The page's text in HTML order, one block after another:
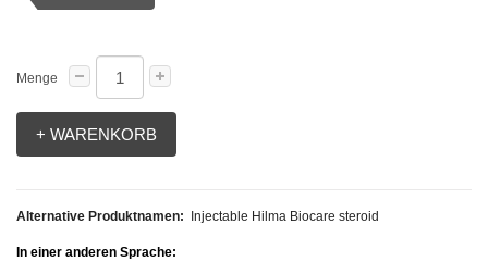
Menge
+ WARENKORB
Alternative Produktnamen: Injectable Hilma Biocare steroid
In einer anderen Sprache: